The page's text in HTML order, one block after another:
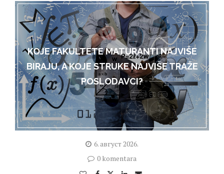
KOJE FAKULTETE MATURANTI NAJVIŠE
BIRAJU, A KOJE STRUKE NAJVIŠE TRAŽE
POSLODAVCI?
6. август 2026.
0 komentara